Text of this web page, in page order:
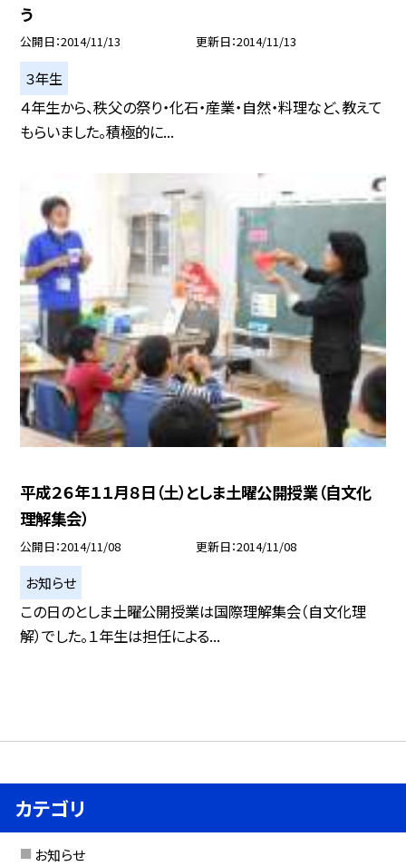
う
公開日 2014/11/13 更新日 2014/11/13
３年生
４年生から、秩父の祭り・化石・産業・自然・料理など、教えて
もらいました。積極的に...
平成２６年１１月８日（土）としま土曜公開授業（自文化
理解集会）
公開日 2014/11/08 更新日 2014/11/08
お知らせ
この日のとしま土曜公開授業は国際理解集会（自文化理
解）でした。１年生は担任による...
カテゴリ
お知らせ